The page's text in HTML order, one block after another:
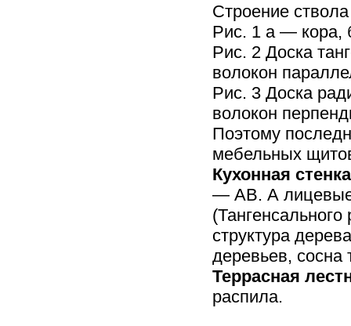
Строение
Рис. 1 а — кора,
Рис. 2 Доска
волокон
Рис. 3 Доска
волокон
Поэтому
мебельных
Кухонная стенка
— АВ. А лицевые
структура
деревьев, сосна
Террасная
распила.